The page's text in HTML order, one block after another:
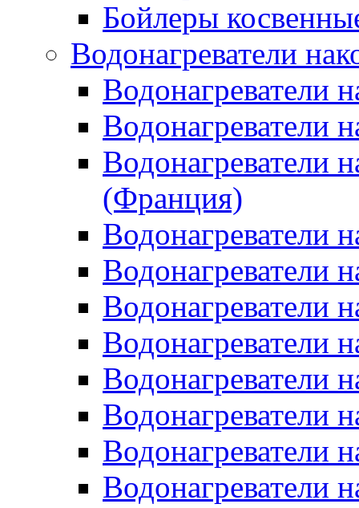
Бойлеры
Водонагреватели
Водонагреватели
Водонагреватели
Водонагреватели
(Франция)
Водонагреватели
Водонагреватели
Водонагреватели
Водонагреватели
Водонагреватели
Водонагреватели
Водонагреватели
Водонагреватели